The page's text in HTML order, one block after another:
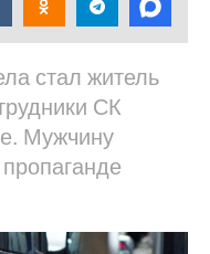
стал житель
СК
Мужчину